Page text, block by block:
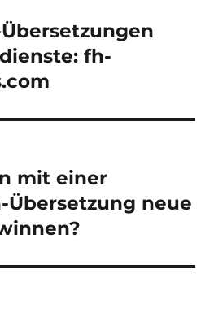
fh-
mit einer
Übersetzung neue